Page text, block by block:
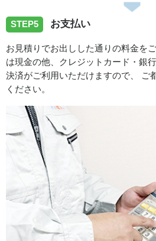
STEP5 お支払い
お見積りでお出しした通りの料金を
は現金の他、クレジットカード・銀
決済がご利用いただけますので、 ご
ください。